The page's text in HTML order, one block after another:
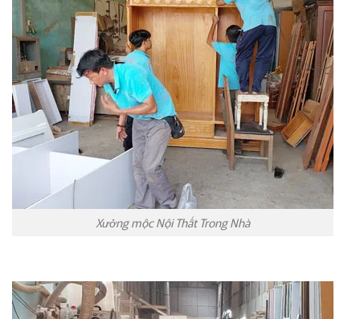
Xưởng mộc Nội Thất Trong Nhà